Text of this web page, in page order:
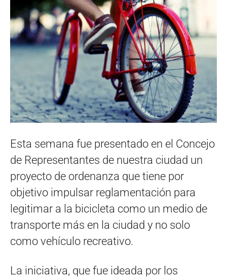
Esta semana fue presentado en el Concejo
de Representantes de nuestra ciudad un
proyecto de ordenanza que tiene por
objetivo impulsar reglamentación para
legitimar a la bicicleta como un medio de
transporte más en la ciudad y no solo
como vehículo recreativo.
La iniciativa, que fue ideada por los